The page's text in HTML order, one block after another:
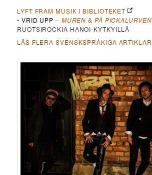
LYFT FRAM MUSIK I BIBLIOTEKET
• VRID UPP – MUREN & PÅ PICKALURVEN
RUOTSIROCKIA HANOI-KYTKYILLÄ
LÄS FLERA SVENSKSPRÅKIGA ARTIKLAR